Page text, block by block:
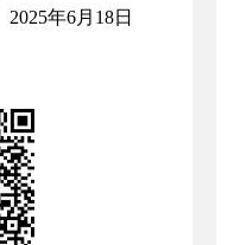
2025年6月18日